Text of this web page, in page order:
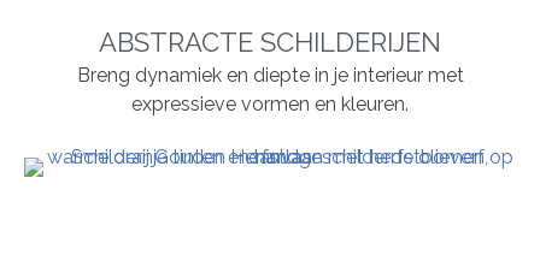
ABSTRACTE SCHILDERIJEN
Breng dynamiek en diepte in je interieur met
expressieve vormen en kleuren.